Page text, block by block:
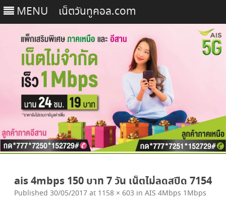
MENU เน็ตวันทูคอล.com
to
content
ais 4mbps 150 บาท 7 วัน เน็ตไม่ลดสปีด 7154
Published 30/05/2017 at 1158 × 603 in AIS 4Mbps 1Mbps